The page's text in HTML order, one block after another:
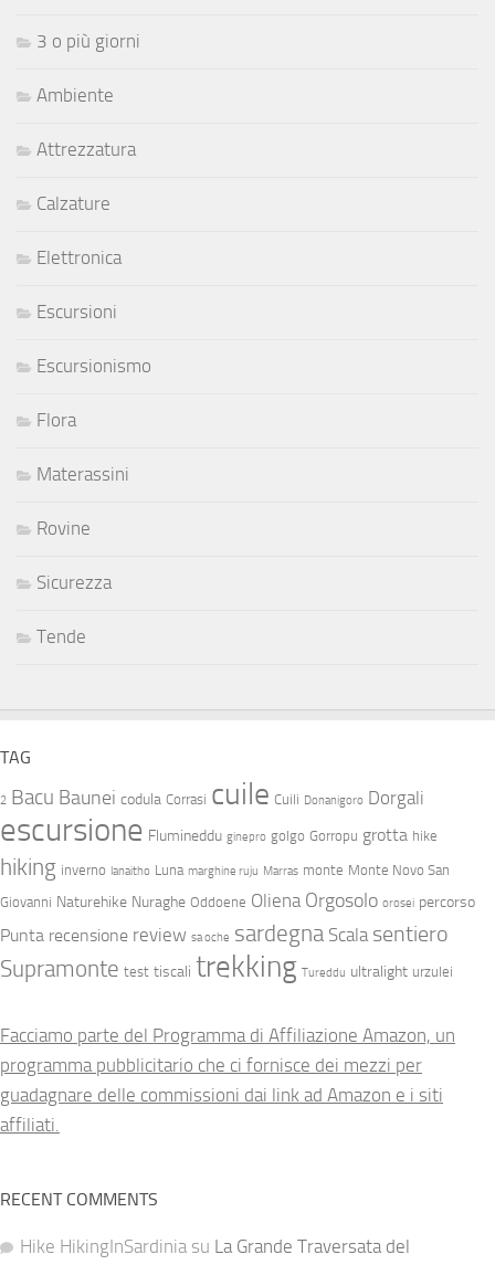
3 o più giorni
Ambiente
Attrezzatura
Calzature
Elettronica
Escursioni
Escursionismo
Flora
Materassini
Rovine
Sicurezza
Tende
TAG
2 Bacu Baunei codula Corrasi cuile Cuili Donanigoro Dorgali
escursione Flumineddu ginepro golgo Gorropu grotta hike
hiking inverno lanaitho Luna marghine ruju Marras monte Monte Novo San
Giovanni Naturehike Nuraghe Oddoene Oliena Orgosolo orosei percorso
Punta recensione review sa oche sardegna Scala sentiero
Supramonte test tiscali trekking Tureddu ultralight urzulei
Facciamo parte del Programma di Affiliazione Amazon, un
programma pubblicitario che ci fornisce dei mezzi per
guadagnare delle commissioni dai link ad Amazon e i siti
affiliati.
RECENT COMMENTS
Hike HikingInSardinia su La Grande Traversata del